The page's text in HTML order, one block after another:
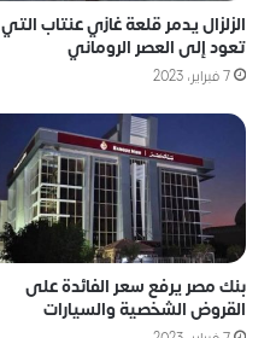
الزلزال يدمر قلعة غازي عنتاب التي
تعود إلى العصر الروماني
7 فبراير، 2023
بنك مصر يرفع سعر الفائدة على
القروض الشخصية والسيارات